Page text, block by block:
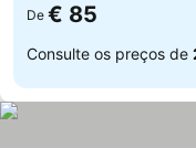
De € 85
Consulte os preços de